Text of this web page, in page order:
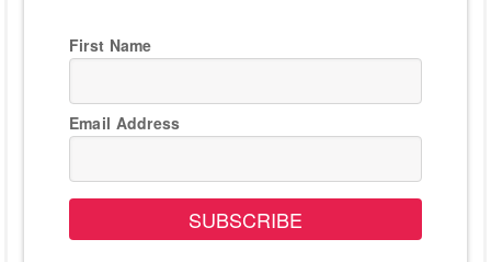
First Name
Email Address
SUBSCRIBE